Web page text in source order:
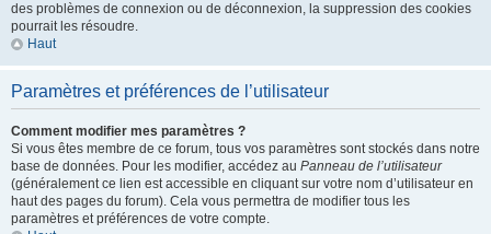
des problèmes de connexion ou de déconnexion, la suppression des cookies
pourrait les résoudre.
Haut
Paramètres et préférences de l’utilisateur
Comment modifier mes paramètres ?
Si vous êtes membre de ce forum, tous vos paramètres sont stockés dans notre
base de données. Pour les modifier, accédez au Panneau de l’utilisateur
(généralement ce lien est accessible en cliquant sur votre nom d’utilisateur en
haut des pages du forum). Cela vous permettra de modifier tous les
paramètres et préférences de votre compte.